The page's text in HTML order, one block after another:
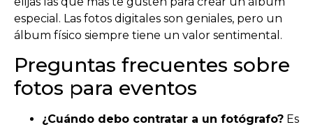
especial. Las fotos digitales son geniales, pero un
álbum físico siempre tiene un valor sentimental.
Preguntas frecuentes sobre
fotos para eventos
¿Cuándo debo contratar a un fotógrafo? Es